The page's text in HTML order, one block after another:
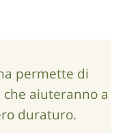
permette di
aiuteranno a
duraturo.